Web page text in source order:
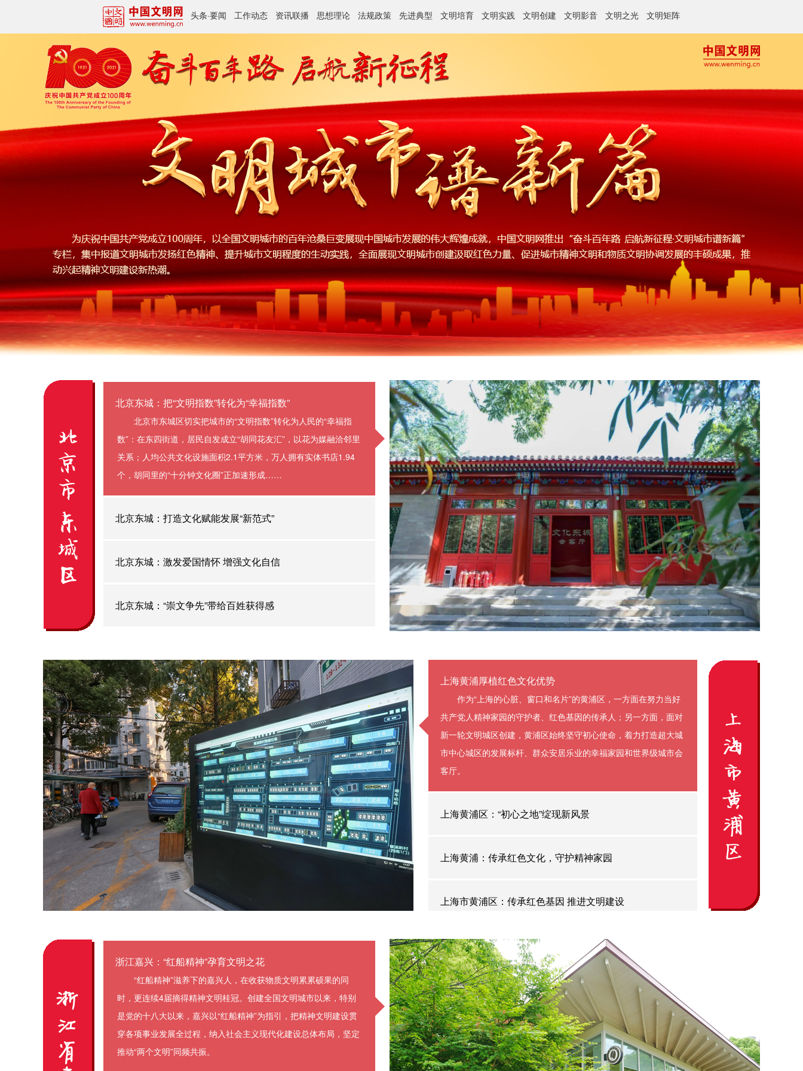
头条·要闻 工作动态 资讯联播 思想理论 法规政策 先进典型 文明培育 文明实践 文明创建 文明影音 文明之光 文明矩阵
北京东城：把“文明指数”转化为“幸福指数”
北京市东城区切实把城市的“文明指数”转化为人民的“幸福指
数”：在东四街道，居民自发成立“胡同花友汇”，以花为媒融洽邻里
关系；人均公共文化设施面积2.1平方米，万人拥有实体书店1.94
个，胡同里的“十分钟文化圈”正加速形成……
北京东城：打造文化赋能发展“新范式”
北京东城：激发爱国情怀 增强文化自信
北京东城：“崇文争先”带给百姓获得感
上海黄浦厚植红色文化优势
作为“上海的心脏、窗口和名片”的黄浦区，一方面在努力当好
共产党人精神家园的守护者、红色基因的传承人；另一方面，面对
新一轮文明城区创建，黄浦区始终坚守初心使命，着力打造超大城
市中心城区的发展标杆、群众安居乐业的幸福家园和世界级城市会
客厅。
上海黄浦区：“初心之地”绽现新风景
上海黄浦：传承红色文化，守护精神家园
上海市黄浦区：传承红色基因 推进文明建设
浙江嘉兴：“红船精神”孕育文明之花
“红船精神”滋养下的嘉兴人，在收获物质文明累累硕果的同
时，更连续4届摘得精神文明桂冠。创建全国文明城市以来，特别
是党的十八大以来，嘉兴以“红船精神”为指引，把精神文明建设贯
穿各项事业发展全过程，纳入社会主义现代化建设总体布局，坚定
推动“两个文明”同频共振。